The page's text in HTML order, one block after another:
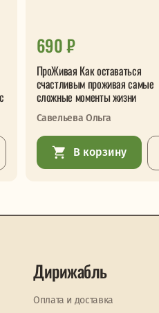
690 ₽
ПроЖивая Как оставаться
счастливым проживая самые
сложные моменты жизни
Савельева Ольга
В корзину
Дирижабль
Оплата и доставка